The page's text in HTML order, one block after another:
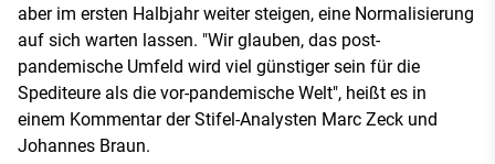
aber im ersten Halbjahr weiter steigen, eine Normalisierung
auf sich warten lassen. "Wir glauben, das post-
pandemische Umfeld wird viel günstiger sein für die
Spediteure als die vor-pandemische Welt", heißt es in
einem Kommentar der Stifel-Analysten Marc Zeck und
Johannes Braun.